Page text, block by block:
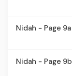
Nidah - Page 9a
Nidah - Page 9b